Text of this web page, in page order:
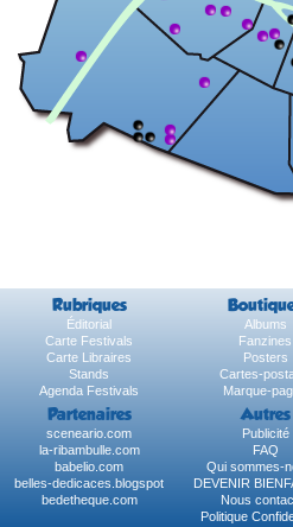
Rubriques
Éditorial Albums
Carte Festivals
Fanzines
Carte Libraires
Posters
Stands
Cartes-
Agenda Festivals
Marque-
Partenaires Autres
sceneario.com Publicité
la-ribambulle.com
FAQ
babelio.com
Qui sommes-
belles-dedicaces.blogspot
DEVENIR
bedetheque.com
Nous
Politique